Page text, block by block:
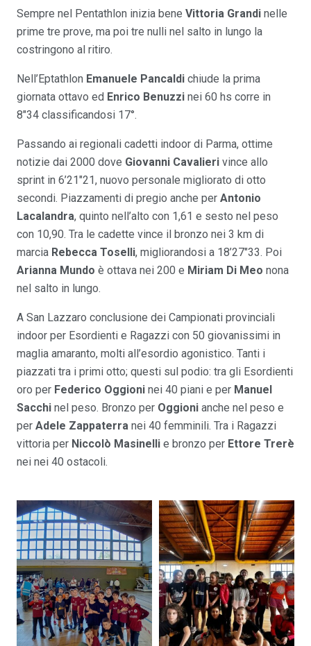
Sempre nel Pentathlon inizia bene Vittoria Grandi nelle
prime tre prove, ma poi tre nulli nel salto in lungo la
costringono al ritiro.
Nell’Eptathlon Emanuele Pancaldi chiude la prima
giornata ottavo ed Enrico Benuzzi nei 60 hs corre in
8″34 classificandosi 17°.
Passando ai regionali cadetti indoor di Parma, ottime
notizie dai 2000 dove Giovanni Cavalieri vince allo
sprint in 6’21″21, nuovo personale migliorato di otto
secondi. Piazzamenti di pregio anche per Antonio
Lacalandra, quinto nell’alto con 1,61 e sesto nel peso
con 10,90. Tra le cadette vince il bronzo nei 3 km di
marcia Rebecca Toselli, migliorandosi a 18’27″33. Poi
Arianna Mundo è ottava nei 200 e Miriam Di Meo nona
nel salto in lungo.
A San Lazzaro conclusione dei Campionati provinciali
indoor per Esordienti e Ragazzi con 50 giovanissimi in
maglia amaranto, molti all’esordio agonistico. Tanti i
piazzati tra i primi otto; questi sul podio: tra gli Esordienti
oro per Federico Oggioni nei 40 piani e per Manuel
Sacchi nel peso. Bronzo per Oggioni anche nel peso e
per Adele Zappaterra nei 40 femminili. Tra i Ragazzi
vittoria per Niccolò Masinelli e bronzo per Ettore Trerè
nei nei 40 ostacoli.